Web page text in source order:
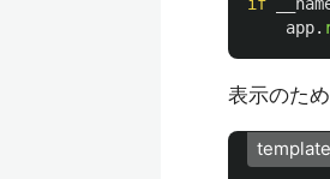
app.
表示のた